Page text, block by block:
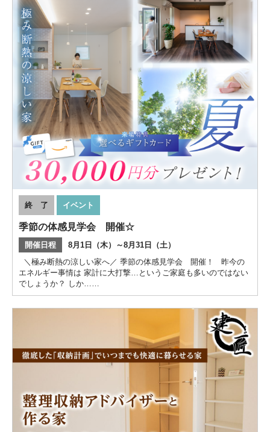
終 了 イベント
季節の体感見学会 開催☆
開催日程
8月1日（木）～8月31日（土）
＼極み断熱の涼しい家へ／ 季節の体感見学会 開催！ 昨今の
エネルギー事情は 家計に大打撃…というご家庭も多いのではない
でしょうか？ しか……